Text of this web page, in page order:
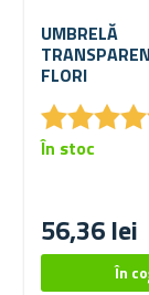
UMBRELĂ
FLORI
★★★★
★★★★
56,36 lei
În stoc